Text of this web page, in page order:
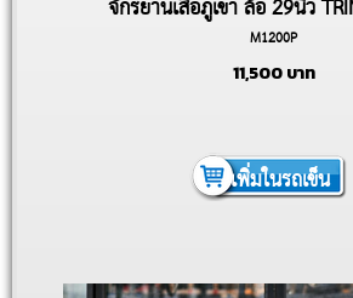
จักรยานเสือภูเขา ล้อ 29นิ้ว
M1200P
11,500 บาท
เพิ่มในรถเข็น